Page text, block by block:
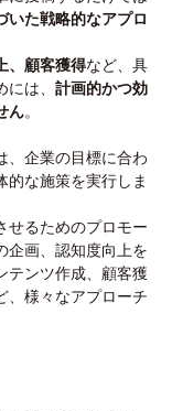
いた戦略的なアプロ
、顧客獲得など、具
は、 計画的かつ効
ん。
、企業の目標に合わ
的な施策を実行しま
せるためのプロモー
企画、認知度向上を
テンツ作成、顧客獲
、様々なアプローチ